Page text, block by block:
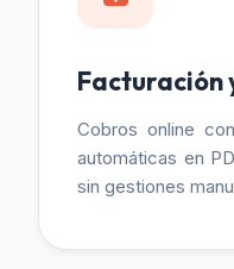
Facturación
Cobros online
automáticas en
sin gestiones